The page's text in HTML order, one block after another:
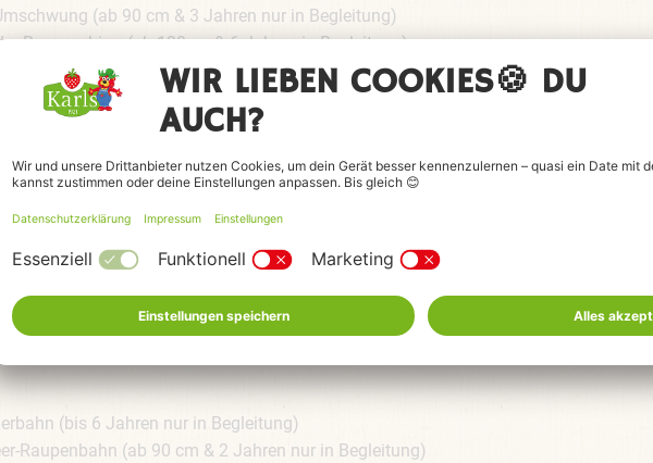
(ab 90 cm & 3 Jahren nur in Begleitung)
Regenschirm (ab 120cm & 6 Jahren in Begleitung)
Rübe (bis 130 cm & 7 Jahren nur in Begleitung)
(ab 100 cm & 4 Jahren)
Scooter (ab 100 cm & 4 Jahren)
100 cm & 4 Jahren in Begleitung)
(bis 6 Jahren nur in Begleitung)
(ab 90 cm & 2 Jahren in Begleitung)
Kaffeetafel (ab 105 cm & 4 Jahren in Begleitung)
(ab 125 cm & 7 Jahren)
(ab 100 cm & 4 Jahren)
(ab 100 cm & 4 Jahren)
(bis 6 Jahren nur in Begleitung)
(ab 90 cm & 2 Jahren nur in Begleitung)